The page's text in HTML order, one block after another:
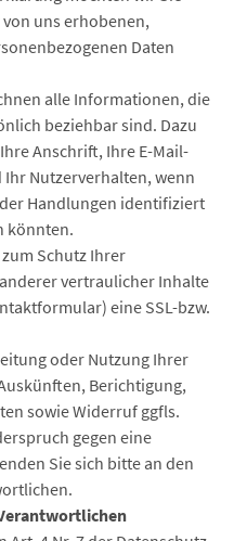
uns erhobenen,
Daten
alle Informationen, die
beziehbar sind. Dazu
Anschrift, Ihre E-Mail-
Nutzerverhalten, wenn
Handlungen identifiziert
könnten.
Schutz Ihrer
vertraulicher Inhalte
eine SSL-bzw.
oder Nutzung Ihrer
Berichtigung,
sowie Widerruf ggfls.
gegen eine
Sie sich bitte an den